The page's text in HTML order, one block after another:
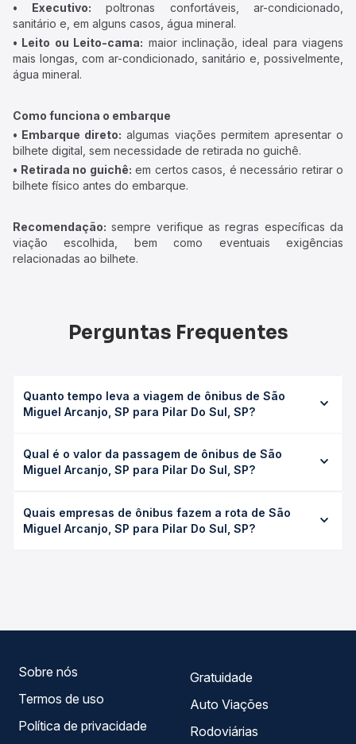
• Executivo: poltronas confortáveis, ar-condicionado,
sanitário e, em alguns casos, água mineral.
• Leito ou Leito-cama: maior inclinação, ideal para viagens
mais longas, com ar-condicionado, sanitário e, possivelmente,
água mineral.
Como funciona o embarque
• Embarque direto: algumas viações permitem apresentar o
bilhete digital, sem necessidade de retirada no guichê.
• Retirada no guichê: em certos casos, é necessário retirar o
bilhete físico antes do embarque.
Recomendação: sempre verifique as regras específicas da
viação escolhida, bem como eventuais exigências
relacionadas ao bilhete.
Perguntas Frequentes
Quanto tempo leva a viagem de ônibus de São
Miguel Arcanjo, SP para Pilar Do Sul, SP?
Do Sul, SP leva em média 0 horas, podendo variar
conforme a viação, o tipo de serviço (convencional,
duração exata de cada opção na data desejada.
Qual é o valor da passagem de ônibus de São
Miguel Arcanjo, SP para Pilar Do Sul, SP?
SP para Pilar Do Sul, SP custa em média não identificado e
varia conforme a data da viagem, a empresa, o tipo de
Quais empresas de ônibus fazem a rota de São
Miguel Arcanjo, SP para Pilar Do Sul, SP?
Sobre nós
Termos de uso
Política de privacidade
Gratuidade
Auto Viações
Rodoviárias